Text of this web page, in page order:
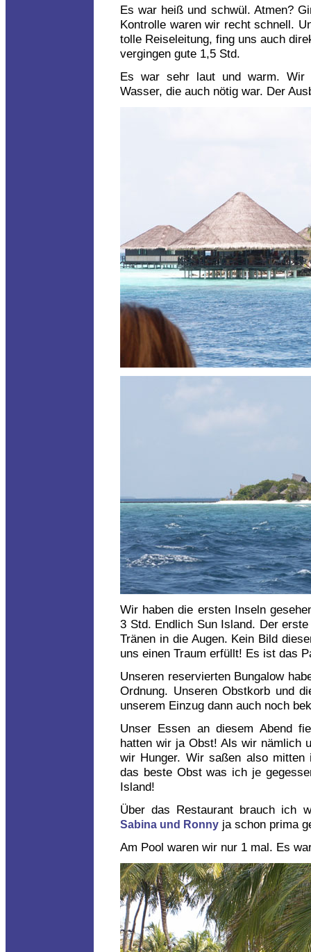
Es war heiß und schwül. Atmen?
Kontrolle waren wir recht schnell.
tolle Reiseleitung, fing uns auch
vergingen gute 1,5 Std.
Es war sehr laut und warm. Wir
Wasser, die auch nötig war. Der
Wir haben die ersten Inseln
3 Std. Endlich Sun Island. Der
Tränen in die Augen. Kein Bild
uns einen Traum erfüllt! Es ist das
Unseren reservierten Bungalow
Ordnung. Unseren Obstkorb und
unserem Einzug dann auch noch
Unser Essen an diesem Abend
hatten wir ja Obst! Als wir nämlich
wir Hunger. Wir saßen also
das beste Obst was ich je
Island!
Über das Restaurant brauch ich
Sabina und Ronny ja schon prima
Am Pool waren wir nur 1 mal. Es